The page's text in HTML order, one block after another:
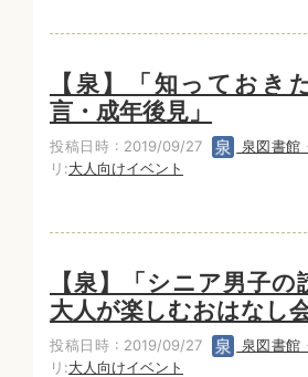
【泉】「知っておき
言・成年後見」
投稿日時 : 2019/09/27 泉図書館
リ:大人向けイベント
【泉】「シニア男子の
大人が楽しむおはなし会
投稿日時 : 2019/09/27 泉図書館
リ:大人向けイベント